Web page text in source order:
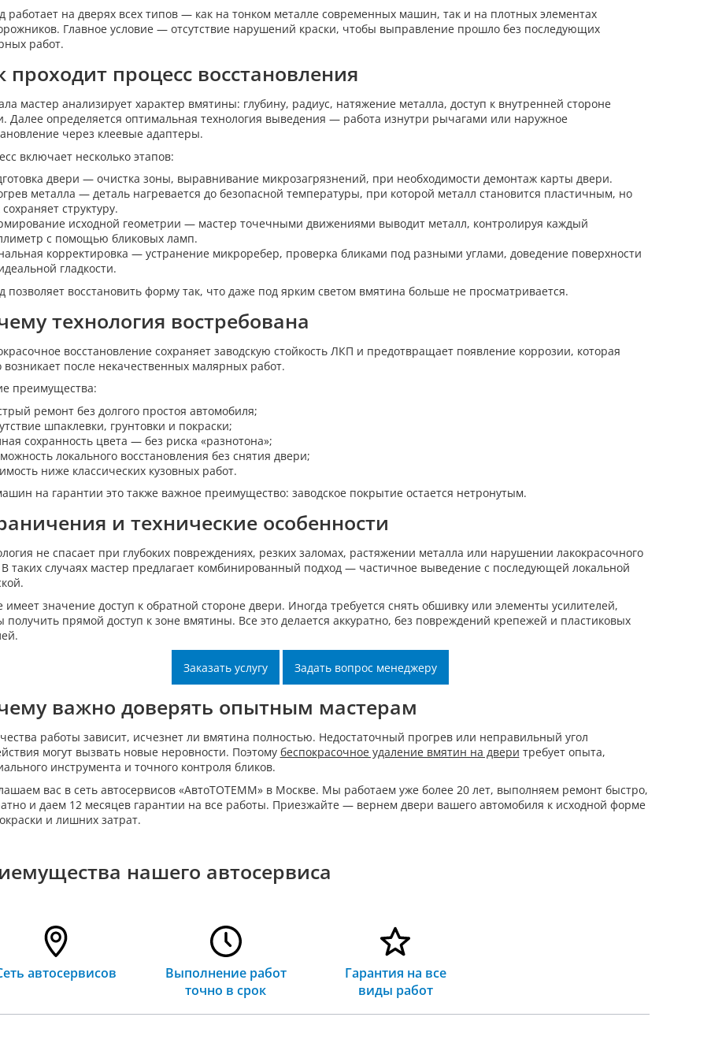
работает на дверях всех типов — как на тонком металле современных машин, так и на плотных элементах
Главное условие — отсутствие нарушений краски, чтобы выправление прошло без последующих
работ.
проходит процесс восстановления
мастер анализирует характер вмятины: глубину, радиус, натяжение металла, доступ к внутренней стороне
Далее определяется оптимальная технология выведения — работа изнутри рычагами или наружное
через клеевые адаптеры.
включает несколько этапов:
двери — очистка зоны, выравнивание микрозагрязнений, при необходимости демонтаж карты двери.
металла — деталь нагревается до безопасной температуры, при которой металл становится пластичным, но
сохраняет структуру.
исходной геометрии — мастер точечными движениями выводит металл, контролируя каждый
с помощью бликовых ламп.
корректировка — устранение микроребер, проверка бликами под разными углами, доведение поверхности
гладкости.
позволяет восстановить форму так, что даже под ярким светом вмятина больше не просматривается.
технология востребована
восстановление сохраняет заводскую стойкость ЛКП и предотвращает появление коррозии, которая
возникает после некачественных малярных работ.
преимущества:
ремонт без долгого простоя автомобиля;
шпаклевки, грунтовки и покраски;
сохранность цвета — без риска «разнотона»;
локального восстановления без снятия двери;
ниже классических кузовных работ.
на гарантии это также важное преимущество: заводское покрытие остается нетронутым.
и технические особенности
не спасает при глубоких повреждениях, резких заломах, растяжении металла или нарушении лакокрасочного
В таких случаях мастер предлагает комбинированный подход — частичное выведение с последующей локальной
имеет значение доступ к обратной стороне двери. Иногда требуется снять обшивку или элементы усилителей,
получить прямой доступ к зоне вмятины. Все это делается аккуратно, без повреждений крепежей и пластиковых
Заказать услугу Задать вопрос менеджеру
важно доверять опытным мастерам
работы зависит, исчезнет ли вмятина полностью. Недостаточный прогрев или неправильный угол
могут вызвать новые неровности. Поэтому беспокрасочное удаление вмятин на двери требует опыта,
инструмента и точного контроля бликов.
вас в сеть автосервисов «АвтоТОТЕММ» в Москве. Мы работаем уже более 20 лет, выполняем ремонт быстро,
и даем 12 месяцев гарантии на все работы. Приезжайте — вернем двери вашего автомобиля к исходной форме
и лишних затрат.
нашего автосервиса
автосервисов
Выполнение работ
точно в срок
Гарантия на все
виды работ